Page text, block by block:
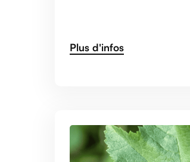
Plus d'infos